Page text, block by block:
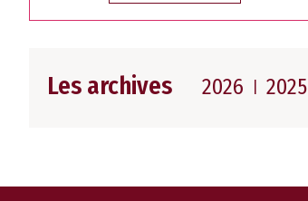
Les archives 2026 2025